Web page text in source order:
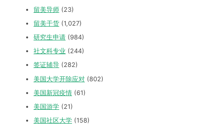
留美导师 (23)
留美干货 (1,027)
研究生申请 (984)
社文科专业 (244)
签证辅导 (282)
美国大学开除应对 (802)
美国新冠疫情 (61)
美国游学 (21)
美国社区大学 (158)